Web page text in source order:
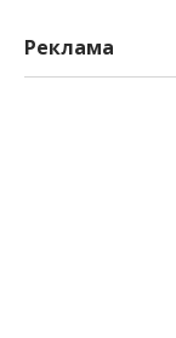
Реклама